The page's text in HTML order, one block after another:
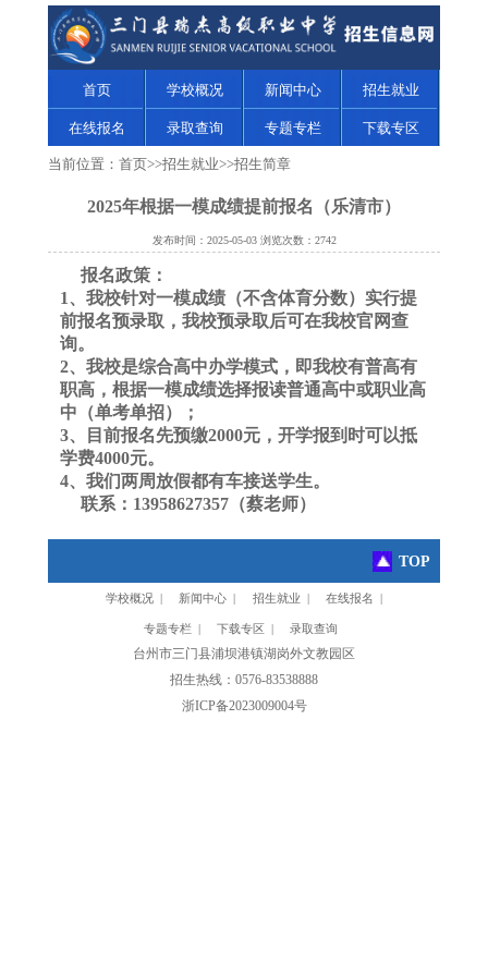
首页 学校概况 新闻中心 招生就业
在线报名 录取查询 专题专栏 下载专区
当前位置： 首页>>招生就业>>招生简章
2025年根据一模成绩提前报名（乐清市）
发布时间：2025-05-03 浏览次数：2742
报名政策：
1、我校针对一模成绩（不含体育分数）实行提
前报名预录取，我校预录取后可在我校官网查
询。
2、我校是综合高中办学模式，即我校有普高有
职高，根据一模成绩选择报读普通高中或职业高
中（单考单招）；
3、目前报名先预缴2000元，开学报到时可以抵
学费4000元。
4、我们两周放假都有车接送学生。
联系：13958627357（蔡老师）
TOP
学校概况 | 新闻中心 | 招生就业 | 在线报名 |
专题专栏 | 下载专区 | 录取查询
台州市三门县浦坝港镇湖岗外文教园区
招生热线：0576-83538888
浙ICP备2023009004号